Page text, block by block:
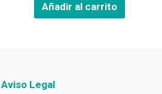
Añadir al carrito
Aviso Legal